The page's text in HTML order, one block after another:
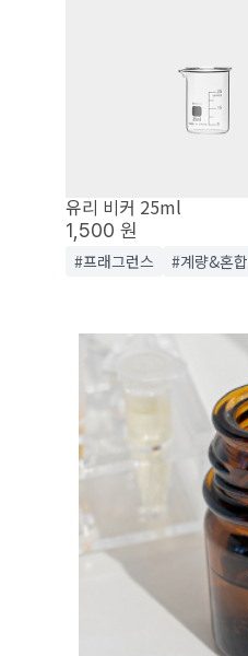
유리 비커 25ml
1,500 원
#프래그런스 #계량&혼합